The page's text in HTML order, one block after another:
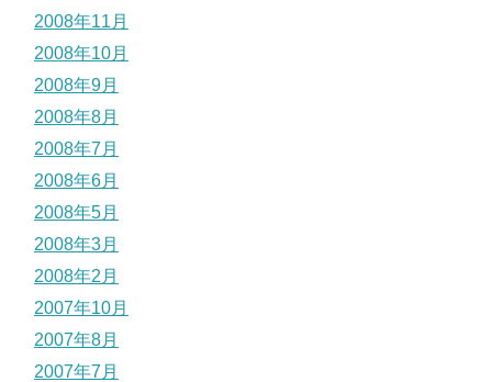
2008年11月
2008年10月
2008年9月
2008年8月
2008年7月
2008年6月
2008年5月
2008年3月
2008年2月
2007年10月
2007年8月
2007年7月